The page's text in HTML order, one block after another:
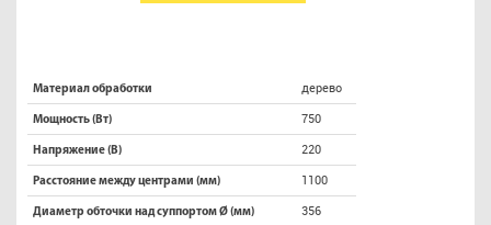
Материал обработки дерево
Мощность (Вт) 750
Напряжение (В) 220
Расстояние между центрами (мм) 1100
Диаметр обточки над суппортом Ø (мм) 356